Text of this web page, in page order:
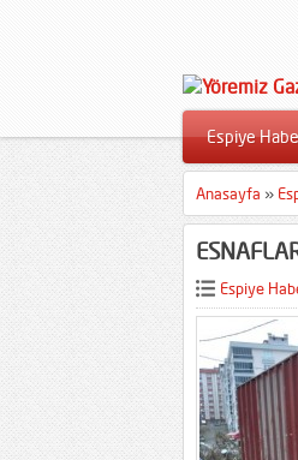
Espiye
Anasayfa »
Espiye